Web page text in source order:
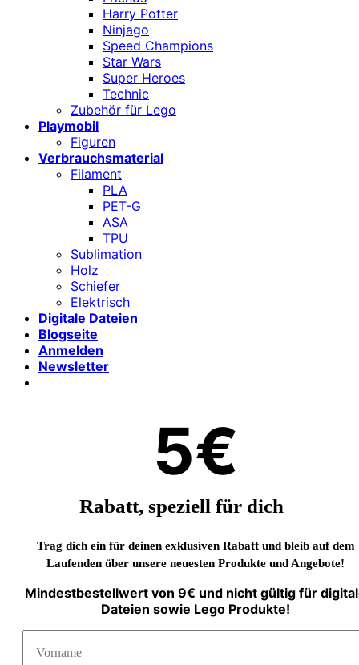
Harry Potter
Ninjago
Speed Champions
Star Wars
Super Heroes
Technic
Zubehör für Lego
Playmobil
Figuren
Verbrauchsmaterial
Filament
PLA
PET-G
ASA
TPU
Sublimation
Holz
Schiefer
Elektrisch
Digitale Dateien
Blogseite
Anmelden
Newsletter
5€
Rabatt, speziell für dich
Trag dich ein für deinen exklusiven Rabatt und bleib auf dem
Laufenden über unsere neuesten Produkte und Angebote!
Mindestbestellwert von 9€ und nicht gültig für
Dateien sowie Lego Produkte!